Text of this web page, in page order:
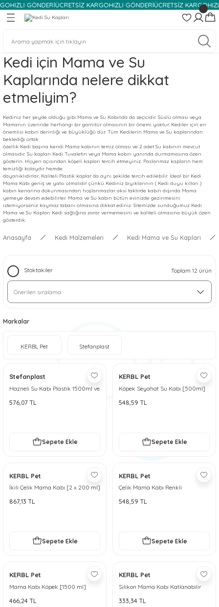
HIZLI GÖNDERİÜCRETSİZ KARGOHIZLI GÖNDERİÜCRETSİZ KARGOHIZLI
Geri Dön
ve Su Kabı
Köpek Mama Kabı ve Su Kabı
Köpek Mama Kabı
Köpek Su Kabı
Köpek Tasmaları, Kayış ve
Köpek Ağızlığı
Köpek Boyun Tasması
Köpek İz Takip ve Eğitim Kayışları
ve Temizlik Ürünleri
Köpek Şampuanı ve Temizlik
Köpek Tuvaleti
Ürünleri
Köpek Korumalık Seyahat Güvenliği
Köpek Kafesi
Aksesuarları
Geri Dön
Kapları
Kedi Mama ve Su Kapları
Kedi Su Kapları
Kedi Mama Kapları
Kedi Boyun Tasması
Kedi Göğüs Tasması
Ürünleri
Kedi Tuvalet ve Temizlik
Kedi Temizlik Ürünleri
Kedi Tuvaletleri
Ürünleri
Kedi Kafesleri
Kedi Taşıma Çantaları
Geri Dön
Özellikler, Karakter ve Bakım
Kedi için Mama ve Su
Kaplarında nelere dikkat
etmeliyim?
Kediniz her şeyde olduğu gibi Mama ve Su Kabında da seçicidir. Süslü olması veya
Mamanın üzerinde herhangi bir garnitür olmasının bir önemi yoktur. Kediler için en
önemlisi kabın derinliği ve büyüklüğü dür. Tüm Kedilerin Mama ve Su kaplarından
beklediği ortak
özellik Kedi başına kendi Mama kabının temiz olması ve 2 adet Su kabının mevcut
olmasıdır. Su kapları Kedi Tuvaletin veya Mama kabın yanında durmamasına özen
gösterin. Hijyen açısından köşeli kapları tercih etmeyiniz. Paslanmaz kapların hem
temizliği kolaydır hemde
dayanıklıdırlar, Kaliteli Plastik kaplar da aynı şekilde tercih edilebilir. İdeal bir Kedi
Mama Kabı geniş ve yatsı olmalıdır çünkü Kediniz bıyıklarının ( Kedi duyu kılları )
kabın kenarına dokunmasından hoşlanmazlar aksi taktirde kabın dışında Mama
yemeye devam edebilirler. Mama ve Su kabın bütün evinizde gezinmesini
istemiyorsanız kaymaz tabanı olmasına dikkat ediniz. Sitemizde sunduğumuz Kedi
Mama ve Su Kapları Kedi sağlığına zarar vermemesini ve kaliteli olmasına büyük özen
gösterdik.
Anasayfa Kedi Malzemeleri Kedi Mama ve Su Kapları
Stoktakiler Toplam 12 ürün
Markalar
KERBL Pet Stefanplast
Stefanplast
Hazneli Su Kabı Plastik 1500ml ve
576,07 TL
Sepete Ekle
KERBL Pet
Köpek Seyahat Su Kabı [500ml]
548,59 TL
Sepete Ekle
KERBL Pet
İkili Çelik Mama Kabı [2 x 200 ml]
867,13 TL
Sepete Ekle
KERBL Pet
Çelik Mama Kabı Renkli
548,59 TL
Sepete Ekle
KERBL Pet
Mama Kabı Köpek [1500 ml]
466,24 TL
KERBL Pet
Silikon Mama Kabı Katlanabilir
333,34 TL